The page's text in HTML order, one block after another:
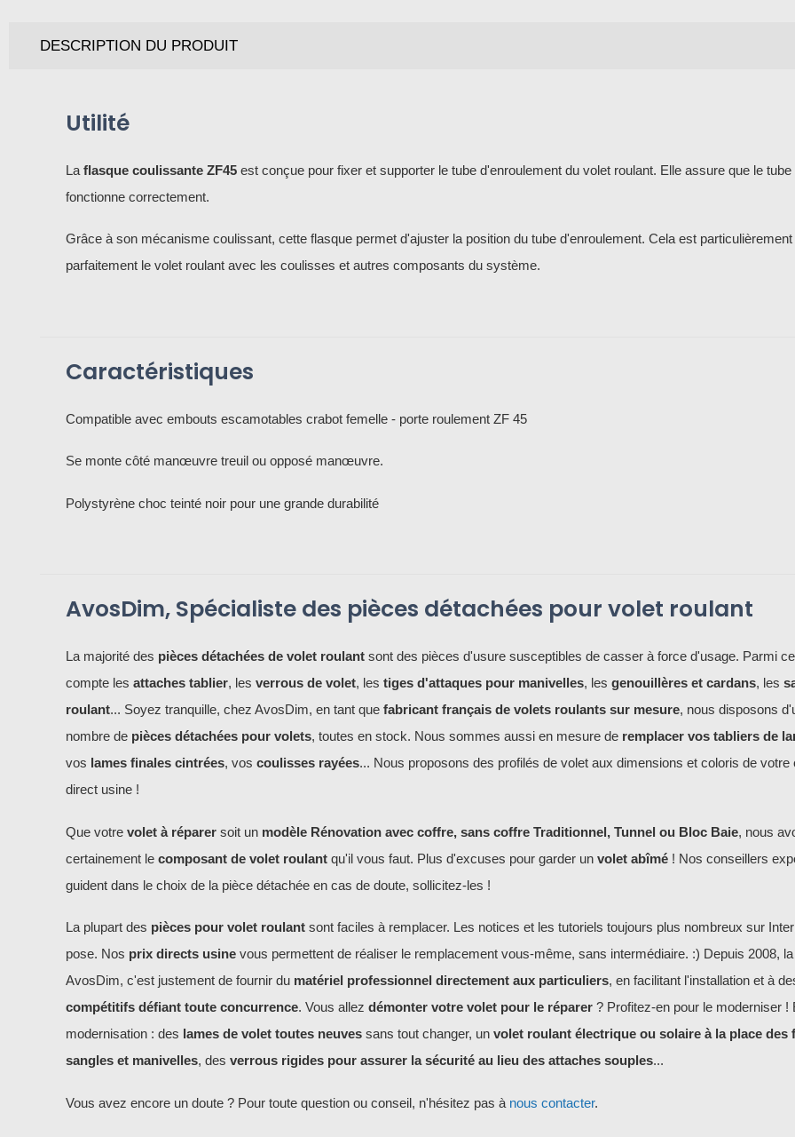
DESCRIPTION DU PRODUIT
Utilité
La flasque coulissante ZF45 est conçue pour fixer et supporter le tube d'enroulement du volet roulant. Elle assure que le
fonctionne correctement.
Grâce à son mécanisme coulissant, cette flasque permet d'ajuster la position du tube d'enroulement. Cela est particulièrement
parfaitement le volet roulant avec les coulisses et autres composants du système.
Caractéristiques
Compatible avec embouts escamotables crabot femelle - porte roulement ZF 45
Se monte côté manœuvre treuil ou opposé manœuvre.
Polystyrène choc teinté noir pour une grande durabilité
AvosDim, Spécialiste des pièces détachées pour volet roulant
La majorité des pièces détachées de volet roulant sont des pièces d'usure susceptibles de casser à force d'usage. Parmi
compte les attaches tablier, les verrous de volet, les tiges d'attaques pour manivelles, les genouillères et cardans, les
roulant... Soyez tranquille, chez AvosDim, en tant que fabricant français de volets roulants sur mesure, nous disposons
nombre de pièces détachées pour volets, toutes en stock. Nous sommes aussi en mesure de remplacer vos tabliers de
vos lames finales cintrées, vos coulisses rayées... Nous proposons des profilés de volet aux dimensions et coloris de votre
direct usine !
Que votre volet à réparer soit un modèle Rénovation avec coffre, sans coffre Traditionnel, Tunnel ou Bloc Baie, nous
certainement le composant de volet roulant qu'il vous faut. Plus d'excuses pour garder un volet abîmé ! Nos conseillers
guident dans le choix de la pièce détachée en cas de doute, sollicitez-les !
La plupart des pièces pour volet roulant sont faciles à remplacer. Les notices et les tutoriels toujours plus nombreux sur
pose. Nos prix directs usine vous permettent de réaliser le remplacement vous-même, sans intermédiaire. :) Depuis 2008,
AvosDim, c'est justement de fournir du matériel professionnel directement aux particuliers, en facilitant l'installation et à
compétitifs défiant toute concurrence. Vous allez démonter votre volet pour le réparer ? Profitez-en pour le moderniser !
modernisation : des lames de volet toutes neuves sans tout changer, un volet roulant électrique ou solaire à la place des
sangles et manivelles, des verrous rigides pour assurer la sécurité au lieu des attaches souples...
Vous avez encore un doute ? Pour toute question ou conseil, n'hésitez pas à nous contacter.